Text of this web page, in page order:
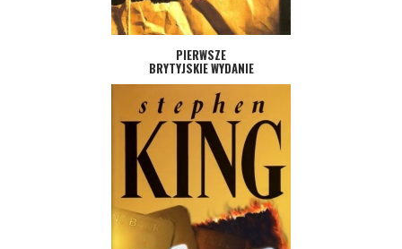
PIERWSZE
BRYTYJSKIE WYDANIE